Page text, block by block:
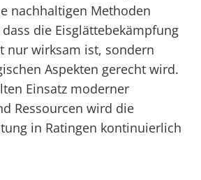
nachhaltigen Methoden
die Eisglättebekämpfung
nur wirksam ist, sondern
Aspekten gerecht wird.
Einsatz moderner
Ressourcen wird die
in Ratingen kontinuierlich